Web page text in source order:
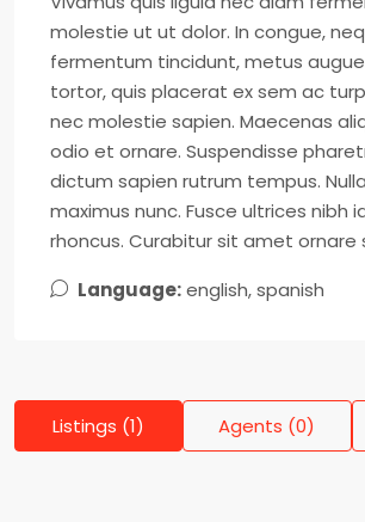
molestie ut ut dolor. In congue,
fermentum tincidunt, metus
tortor, quis placerat ex sem ac
nec molestie sapien. Maecenas
odio et ornare. Suspendisse
dictum sapien rutrum tempus.
maximus nunc. Fusce ultrices nibh
rhoncus. Curabitur sit amet ornare
Language:english, spanish
Listings (1) Agents (0)